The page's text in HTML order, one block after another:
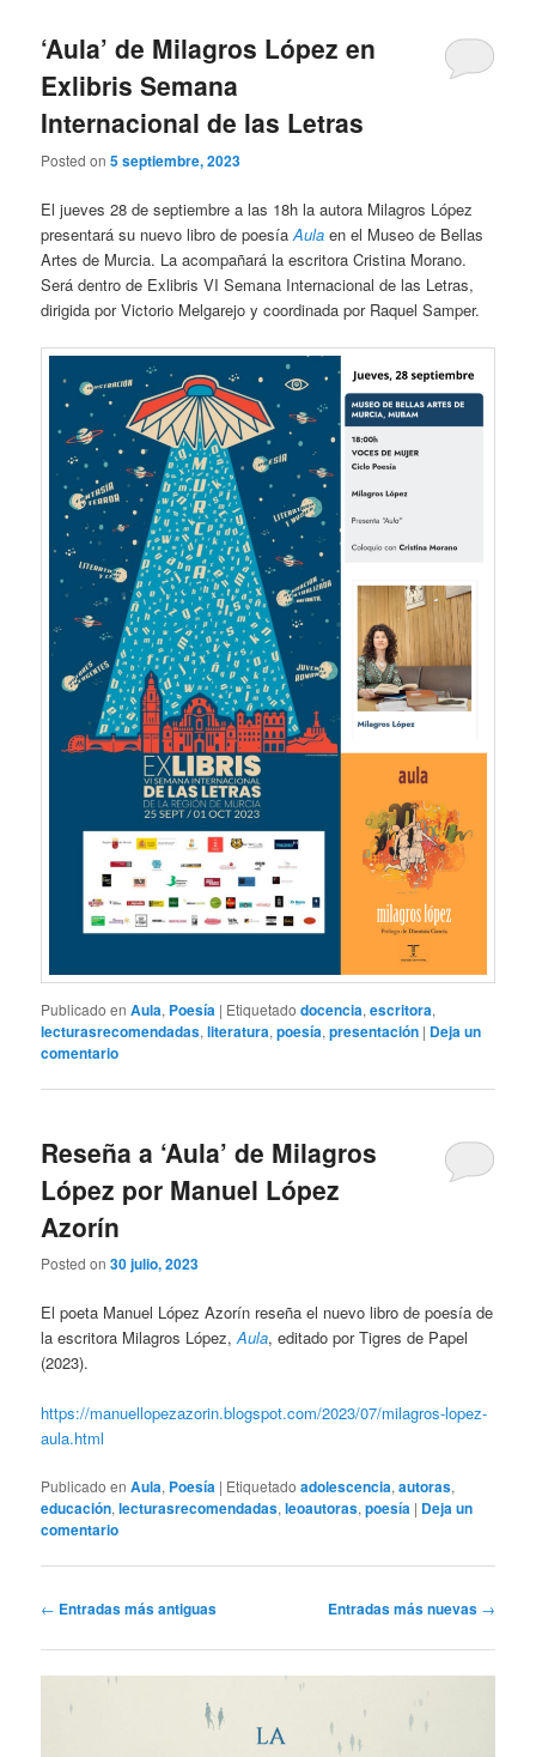
‘Aula’ de Milagros López en
Exlibris Semana
Internacional de las Letras
Posted on5 septiembre, 2023
El jueves 28 de septiembre a las 18h la autora Milagros López
presentará su nuevo libro de poesíaAulaen el Museo de Bellas
Artes de Murcia. La acompañará la escritora Cristina Morano.
Será dentro de Exlibris VI Semana Internacional de las Letras,
dirigida por Victorio Melgarejo y coordinada por Raquel Samper.
Publicado en Aula, Poesía | Etiquetado docencia,escritora,
lecturasrecomendadas,literatura,poesía,presentación | Deja un
comentario
Reseña a ‘Aula’ de Milagros
López por Manuel López
Azorín
Posted on30 julio, 2023
El poeta Manuel López Azorín reseña el nuevo libro de poesía de
la escritora Milagros López,Aula, editado por Tigres de Papel
(2023).
https://manuellopezazorin.blogspot.com/2023/07/milagros-lopez-
aula.html
Publicado en Aula, Poesía | Etiquetado adolescencia,autoras,
educación,lecturasrecomendadas,leoautoras,poesía | Deja un
comentario
Navegación
entradas
← Entradas más antiguas Entradas más nuevas →